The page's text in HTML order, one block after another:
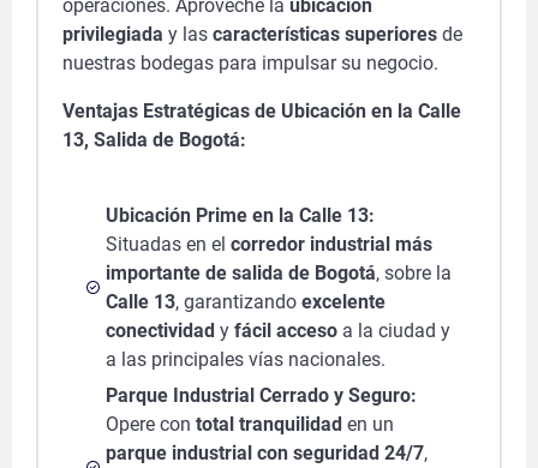
operaciones. Aproveche la ubicación
privilegiada y las características superiores de
nuestras bodegas para impulsar su negocio.
Ventajas Estratégicas de Ubicación en la Calle
13, Salida de Bogotá:
Ubicación Prime en la Calle 13:
Situadas en el corredor industrial más
importante de salida de Bogotá, sobre la
Calle 13, garantizando excelente
conectividad y fácil acceso a la ciudad y
a las principales vías nacionales.
Parque Industrial Cerrado y Seguro:
Opere con total tranquilidad en un
parque industrial con seguridad 24/7,